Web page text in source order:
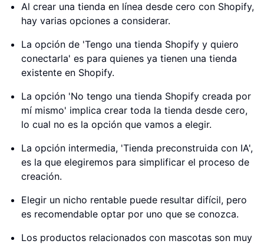
Al crear una tienda en línea desde cero con Shopify,
hay varias opciones a considerar.
La opción de 'Tengo una tienda Shopify y quiero
conectarla' es para quienes ya tienen una tienda
existente en Shopify.
La opción 'No tengo una tienda Shopify creada por
mí mismo' implica crear toda la tienda desde cero,
lo cual no es la opción que vamos a elegir.
La opción intermedia, 'Tienda preconstruida con IA',
es la que elegiremos para simplificar el proceso de
creación.
Elegir un nicho rentable puede resultar difícil, pero
es recomendable optar por uno que se conozca.
Los productos relacionados con mascotas son muy